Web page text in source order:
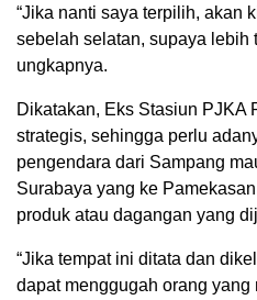
“Jika nanti saya terpilih, akan
sebelah selatan, supaya lebih
ungkapnya.
Dikatakan, Eks Stasiun PJKA
strategis, sehingga perlu
pengendara dari Sampang
Surabaya yang ke
produk atau dagangan yang
“Jika tempat ini ditata dan
dapat menggugah orang yang